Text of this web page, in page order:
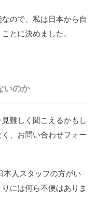
ので、私は日本から自
とに決めました。
いのか
難しく聞こえるかもし
、お問い合わせフォー
本人スタッフの方がい
には何ら不便はありま